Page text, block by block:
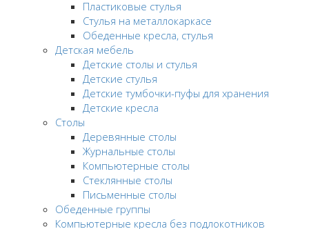
Пластиковые стулья
Стулья на металлокаркасе
Обеденные кресла, стулья
Детская мебель
Детские столы и стулья
Детские стулья
Детские тумбочки-пуфы для хранения
Детские кресла
Столы
Деревянные столы
Журнальные столы
Компьютерные столы
Стеклянные столы
Письменные столы
Обеденные группы
Компьютерные кресла без подлокотников